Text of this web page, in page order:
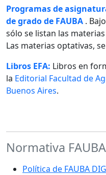
Programas de
de grado de FAUBA .
sólo se listan las
Las materias optativas,
Libros EFA: Libros en
la Editorial Facultad de
Buenos Aires.
Normativa FAUBA
Política de FAUBA